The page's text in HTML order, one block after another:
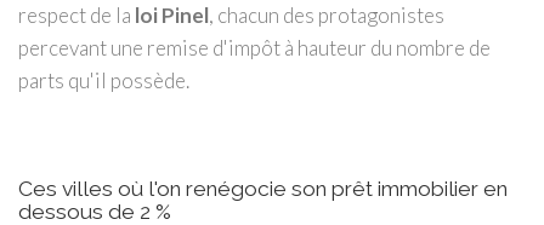
respect de la loi Pinel, chacun des protagonistes
percevant une remise d'impôt à hauteur du nombre de
parts qu'il possède.
Ces villes où l'on renégocie son prêt immobilier en
dessous de 2 %